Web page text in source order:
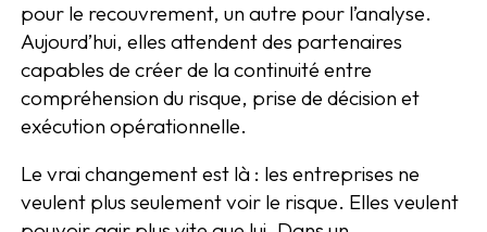
pour le recouvrement, un autre pour l’analyse.
Aujourd’hui, elles attendent des partenaires
capables de créer de la continuité entre
compréhension du risque, prise de décision et
exécution opérationnelle.
Le vrai changement est là : les entreprises ne
veulent plus seulement voir le risque. Elles veulent